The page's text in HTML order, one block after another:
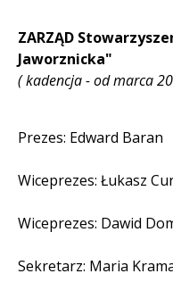
ZARZĄD
Jaworznicka"
( kadencja - od marca
Prezes: Edward Baran
Wiceprezes: Łukasz
Wiceprezes: Dawid
Sekretarz: Maria